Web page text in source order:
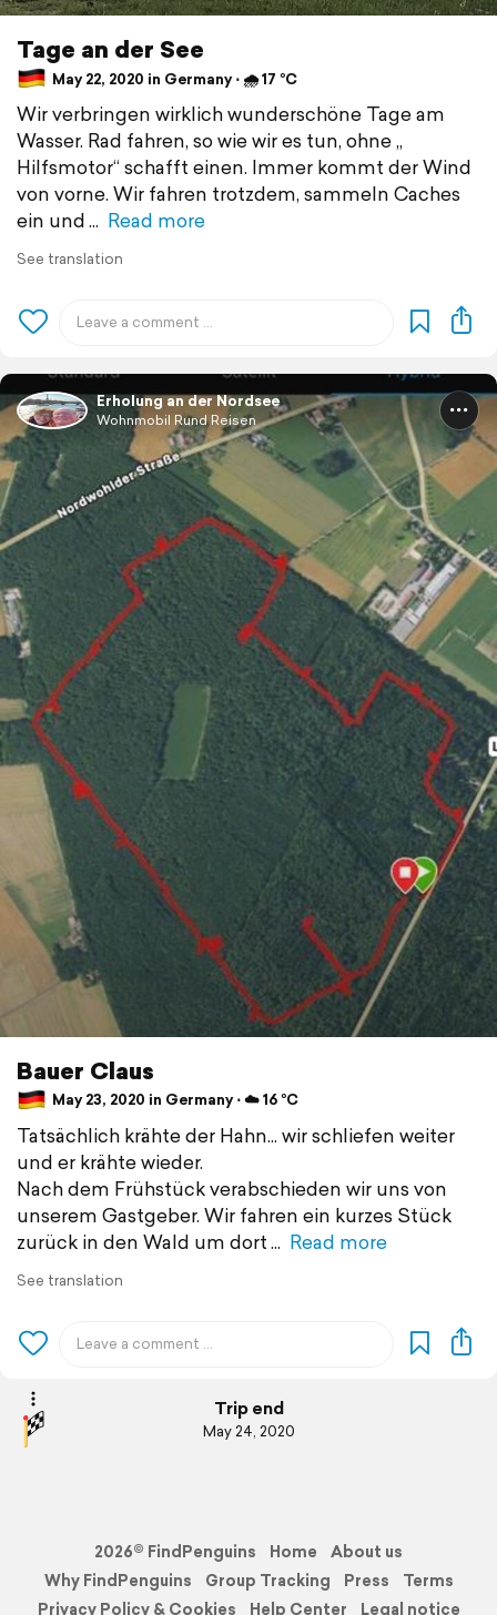
Tage an der See
May 22, 2020 in Germany ⋅ 🌧 17 °C
Wir verbringen wirklich wunderschöne Tage am
Wasser. Rad fahren, so wie wir es tun, ohne „
Hilfsmotor“ schafft einen. Immer kommt der Wind
von vorne. Wir fahren trotzdem, sammeln Caches
ein und
Read more
See translation
Erholung an der Nordsee
Wohnmobil Rund Reisen
Bauer Claus
May 23, 2020 in Germany ⋅ ☁️ 16 °C
Tatsächlich krähte der Hahn... wir schliefen weiter
und er krähte wieder.
Nach dem Frühstück verabschieden wir uns von
unserem Gastgeber. Wir fahren ein kurzes Stück
zurück in den Wald um dort
Read more
See translation
Trip end
May 24, 2020
2026© FindPenguins Home
About us
Why FindPenguins
Group Tracking Press
Terms
Privacy Policy & Cookies
Help Center Legal notice